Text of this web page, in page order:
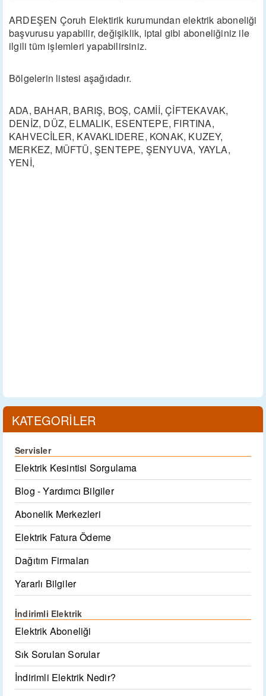
ARDEŞEN Çoruh Elektirik kurumundan elektrik aboneliği
başvurusu yapabilir, değişiklik, iptal gibi aboneliğiniz ile
ilgili tüm işlemleri yapabilirsiniz.
Bölgelerin listesi aşağıdadır.
ADA, BAHAR, BARIŞ, BOŞ, CAMİİ, ÇİFTEKAVAK,
DENİZ, DÜZ, ELMALIK, ESENTEPE, FIRTINA,
KAHVECİLER, KAVAKLIDERE, KONAK, KUZEY,
MERKEZ, MÜFTÜ, ŞENTEPE, ŞENYUVA, YAYLA,
YENİ,
KATEGORİLER
Servisler
Elektrik Kesintisi Sorgulama
Blog - Yardımcı Bilgiler
Abonelik Merkezleri
Elektrik Fatura Ödeme
Dağıtım Firmaları
Yararlı Bilgiler
İndirimli Elektrik
Elektrik Aboneliği
Sık Sorulan Sorular
İndirimli Elektrik Nedir?